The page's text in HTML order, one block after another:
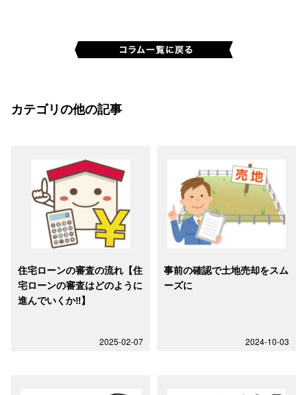
カテゴリの他の記事
住宅ローンの審査の流れ【住
宅ローンの審査はどのように
進んでいくか‼】
2025-02-07
事前の確認で土地売却をスム
ーズに
2024-10-03